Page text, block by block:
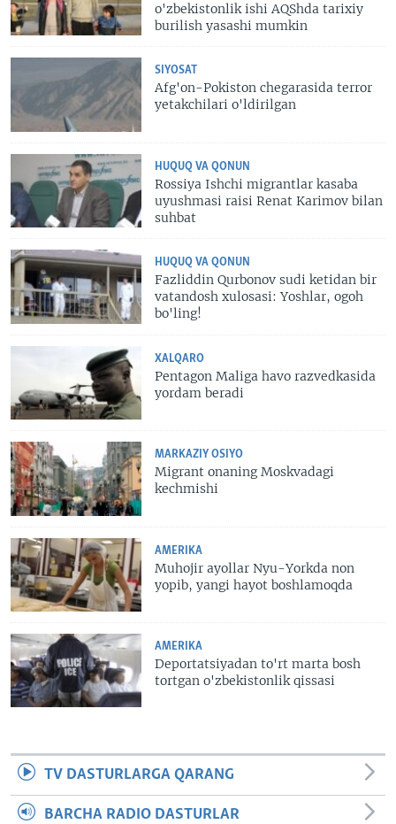
o'zbekistonlik ishi AQShda tarixiy
burilish yasashi mumkin
SIYOSAT
Afg'on-Pokiston chegarasida terror
yetakchilari o'ldirilgan
HUQUQ VA QONUN
Rossiya Ishchi migrantlar kasaba
uyushmasi raisi Renat Karimov bilan
suhbat
HUQUQ VA QONUN
Fazliddin Qurbonov sudi ketidan bir
vatandosh xulosasi: Yoshlar, ogoh
bo'ling!
XALQARO
Pentagon Maliga havo razvedkasida
yordam beradi
MARKAZIY OSIYO
Migrant onaning Moskvadagi
kechmishi
AMERIKA
Muhojir ayollar Nyu-Yorkda non
yopib, yangi hayot boshlamoqda
AMERIKA
Deportatsiyadan to'rt marta bosh
tortgan o'zbekistonlik qissasi
TV DASTURLARGA QARANG
BARCHA RADIO DASTURLAR